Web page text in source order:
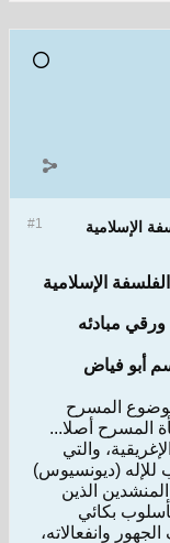
#1 الإسلامية
الإسلامية
مبادئه
أبو فياض
المسرح
المسرح أصلا...
والتي
للإله (ديونسيوس)
الذين
بكائي
وانفعالاته،